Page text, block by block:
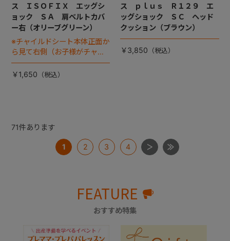
ス ＩＳＯＦＩＸ エッグシ
ョック ＳＡ 肩ベルトカバ
ー右（オリーブグリーン）
※チャイルドシート本体正面か
ら見て右側（お子様がチャイ
ルドシートに座った状態で左
手側となります）
￥1,650
ス ｐｌｕｓ Ｒ１２９ エ
ッグショック ＳＣ ヘッド
クッション（ブラウン）
￥3,850
71件あります
1 2 3 4
FEATURE
おすすめ特集